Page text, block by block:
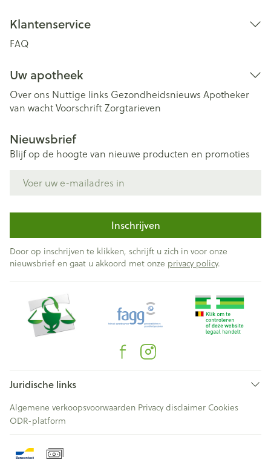
Klantenservice
FAQ
Uw apotheek
Over ons Nuttige links Gezondheidsnieuws Apotheker
van wachtVoorschriftZorgtarieven
Nieuwsbrief
Blijf op de hoogte van nieuwe producten en promoties
Inschrijven
Door op inschrijven te klikken, schrijft u zich in voor onze
nieuwsbrief en gaat u akkoord met onze privacy policy.
Juridische links
Algemene verkoopsvoorwaarden Privacy disclaimer Cookies
ODR-platform